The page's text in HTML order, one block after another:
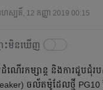
ហស្បតិ៍, 12 កញ្ញា 2019 00:15
ោះមិនឃើញ
ដំណើរ​កម្សាន្ត និង​ការ​ជួប
ចល័ត​ម៉ូដែល​ថ្មី